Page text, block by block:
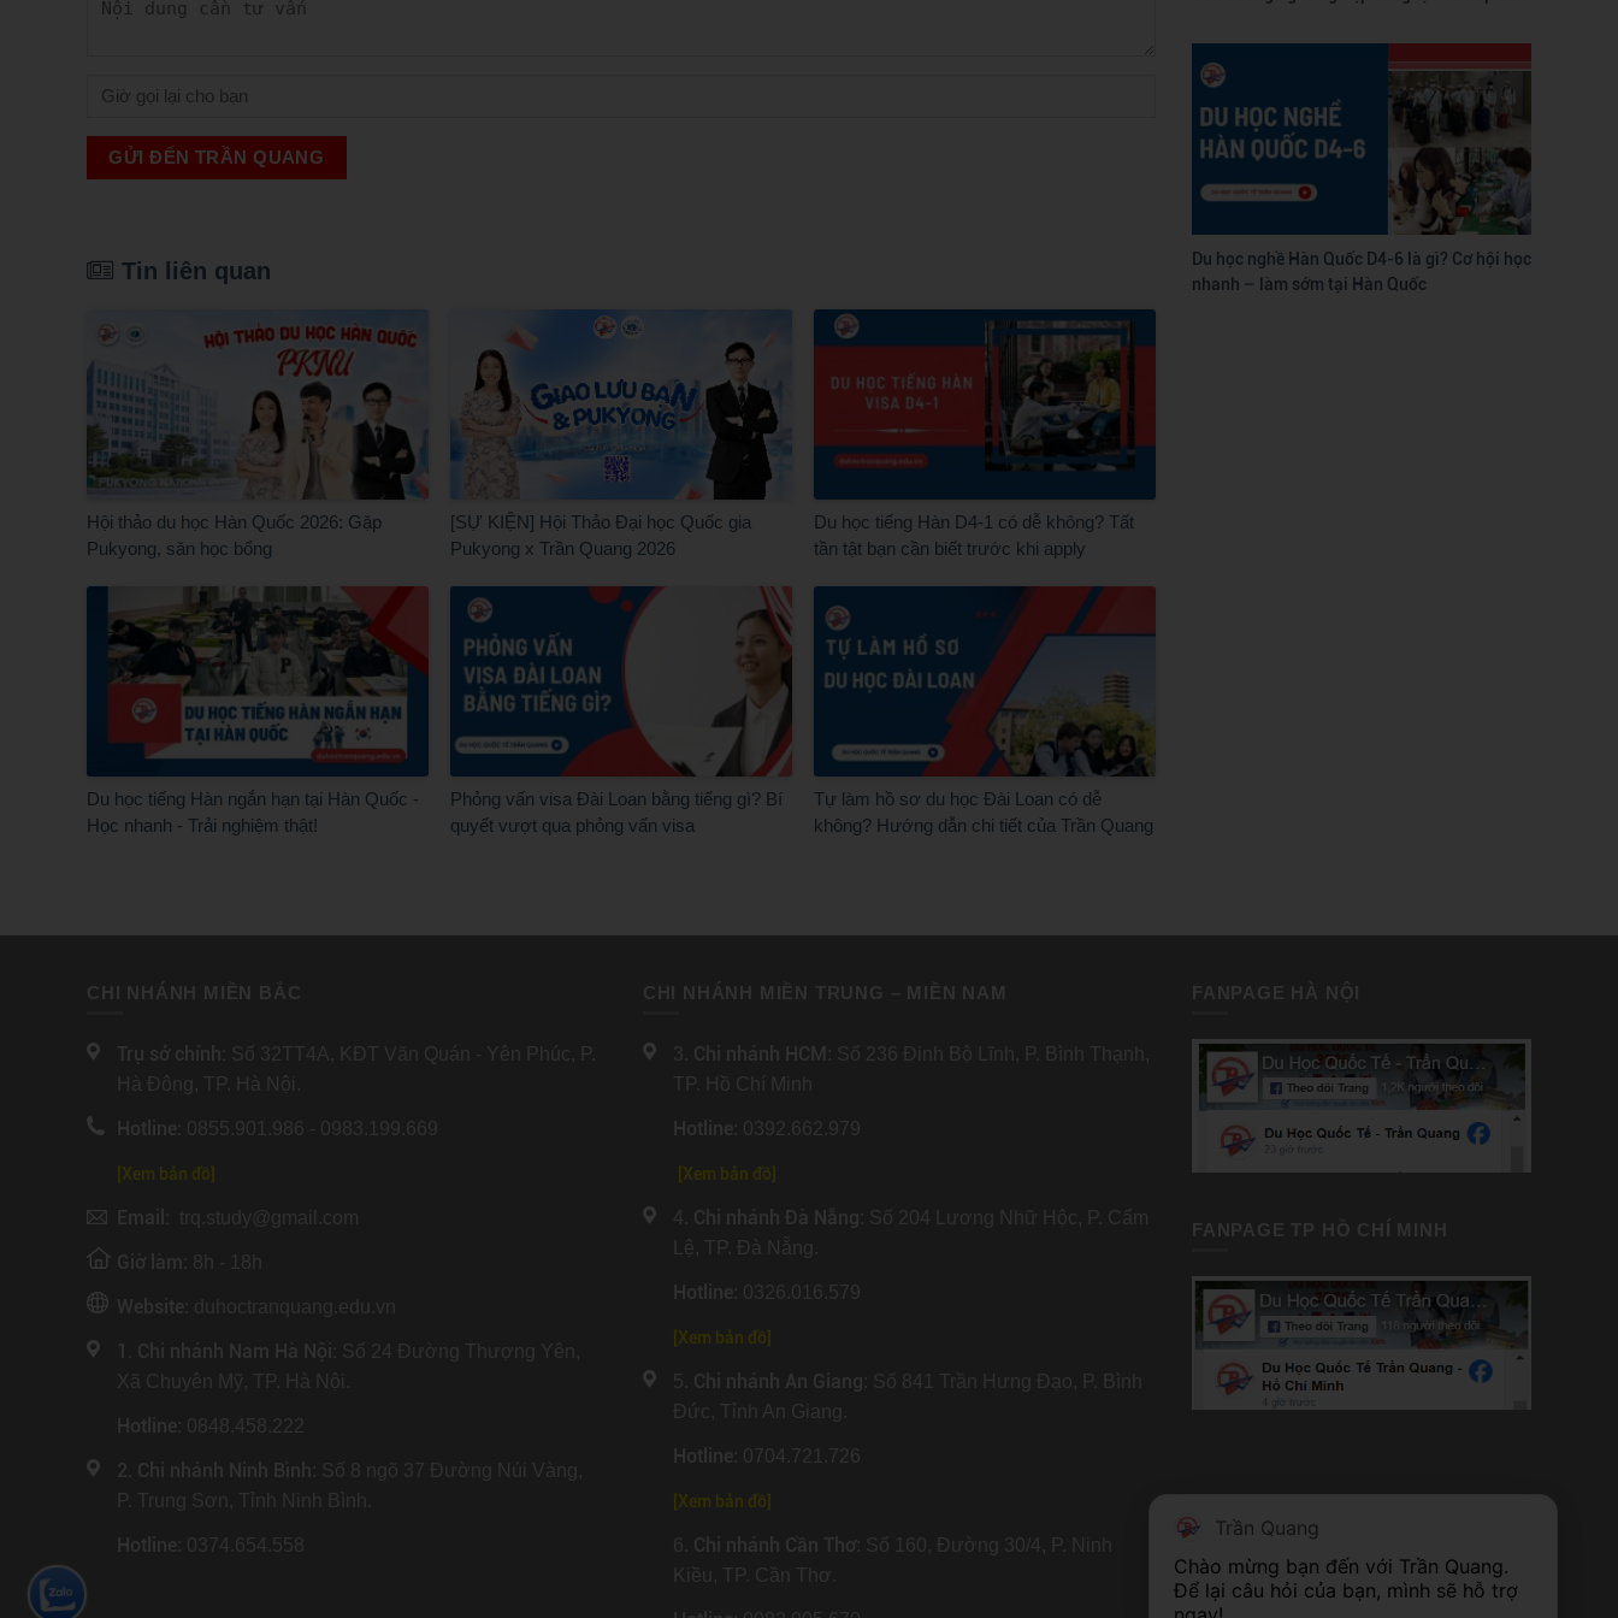
GỬI ĐẾN TRẦN QUANG
Tin liên quan
Hội thảo du học Hàn Quốc 2026: Gặp
Pukyong, săn học bổng
[SỰ KIỆN] Hội Thảo Đại học Quốc gia
Pukyong x Trần Quang 2026
Du học tiếng Hàn D4-1 có dễ không? Tất
tần tật bạn cần biết trước khi apply
Du học tiếng Hàn ngắn hạn tại Hàn Quốc -
Học nhanh - Trải nghiệm thật!
Phỏng vấn visa Đài Loan bằng tiếng gì? Bí
quyết vượt qua phỏng vấn visa
Tự làm hồ sơ du học Đài Loan có dễ
không? Hướng dẫn chi tiết của Trần Quang
Du học nghề Hàn Quốc D4-6 là gì? Cơ hội học
nhanh – làm sớm tại Hàn Quốc
CHI NHÁNH MIỀN BẮC
Trụ sở chính: Số 32TT4A, KĐT Văn Quán - Yên Phúc, P.
Hà Đông, TP. Hà Nội.
Hotline: 0855.901.986 - 0983.199.669
[Xem bản đồ]
Email: trq.study@gmail.com
Giờ làm: 8h - 18h
Website: duhoctranquang.edu.vn
1. Chi nhánh Nam Hà Nội: Số 24 Đường Thượng Yên,
Xã Chuyên Mỹ, TP. Hà Nội.
Hotline: 0848.458.222
2. Chi nhánh Ninh Bình: Số 8 ngõ 37 Đường Núi Vàng,
P. Trung Sơn, Tỉnh Ninh Bình.
Hotline: 0374.654.558
CHI NHÁNH MIỀN TRUNG – MIỀN NAM
3. Chi nhánh HCM : Số 236 Đinh Bộ Lĩnh, P. Bình Thạnh,
TP. Hồ Chí Minh
Hotline: 0392.662.979
[Xem bản đồ]
4. Chi nhánh Đà Nẵng: Số 204 Lương Nhữ Hộc, P. Cẩm
Lệ, TP. Đà Nẵng.
Hotline: 0326.016.579
Xem bản đồ
5. Chi nhánh An Giang: Số 841 Trần Hưng Đạo, P. Bình
Đức, Tỉnh An Giang.
Hotline: 0704.721.726
Xem bản đồ
6. Chi nhánh Cần Thơ: Số 160, Đường 30/4, P. Ninh
Kiều, TP. Cần Thơ.
FANPAGE HÀ NỘI
FANPAGE TP HỒ CHÍ MINH
Trần Quang
Chào mừng bạn đến với Trần Quang.
Để lại câu hỏi của bạn, mình sẽ hỗ trợ